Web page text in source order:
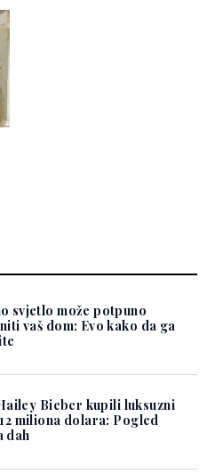
svjetlo može potpuno
vaš dom: Evo kako da ga
Bieber kupili luksuzni
miliona dolara: Pogled
dah